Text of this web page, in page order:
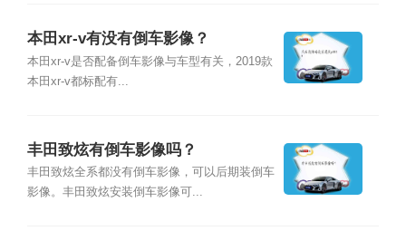
本田xr-v有没有倒车影像？
本田xr-v是否配备倒车影像与车型有关，2019款
本田xr-v都标配有...
丰田致炫有倒车影像吗？
丰田致炫全系都没有倒车影像，可以后期装倒车
影像。丰田致炫安装倒车影像可...